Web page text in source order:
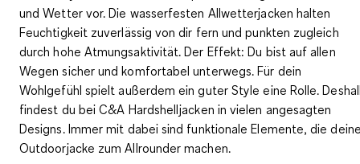
und Wetter vor. Die wasserfesten Allwetterjacken halten
Feuchtigkeit zuverlässig von dir fern und punkten zugleich
durch hohe Atmungsaktivität. Der Effekt: Du bist auf allen
Wegen sicher und komfortabel unterwegs. Für dein
Wohlgefühl spielt außerdem ein guter Style eine Rolle.
findest du bei C&A Hardshelljacken in vielen angesagten
Designs. Immer mit dabei sind funktionale Elemente, die
Outdoorjacke zum Allrounder machen.